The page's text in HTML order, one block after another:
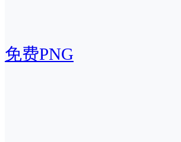
免费PNG